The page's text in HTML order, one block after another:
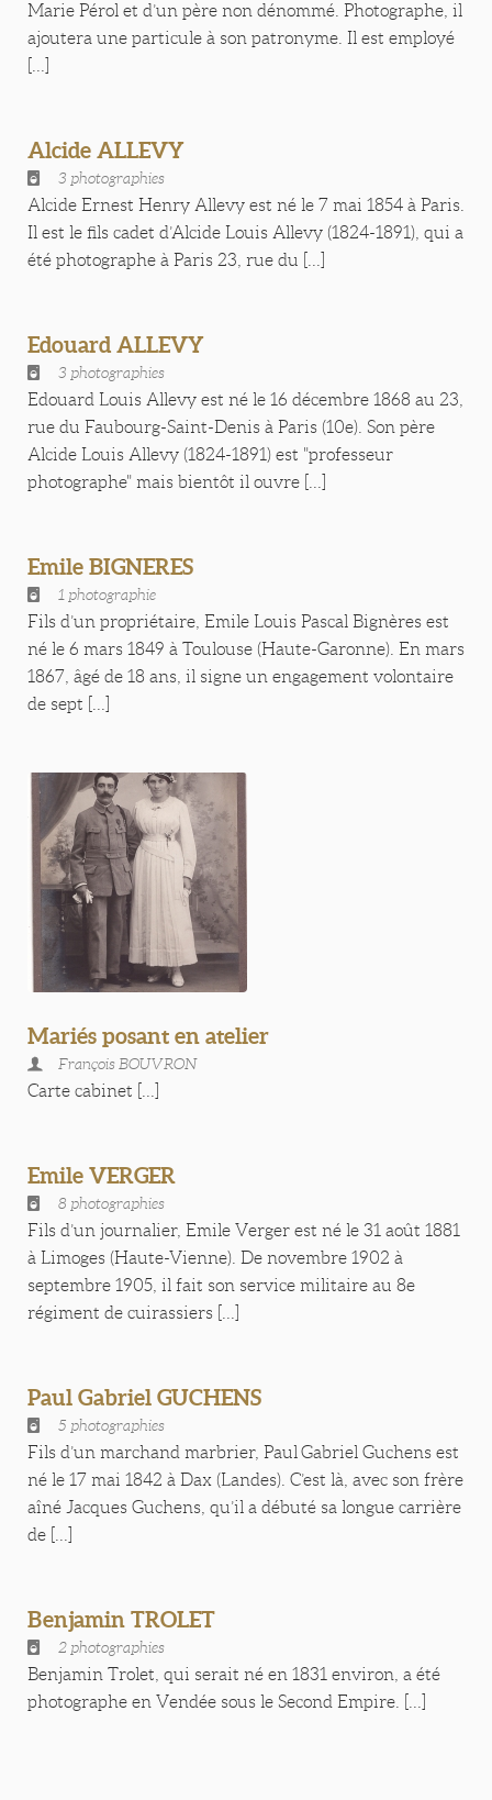
Marie Pérol et d’un père non dénommé. Photographe, il
ajoutera une particule à son patronyme. Il est employé
Alcide ALLEVY
3 photographies
Alcide Ernest Henry Allevy est né le 7 mai 1854 à Paris.
Il est le fils cadet d’Alcide Louis Allevy (1824-1891), qui a
été photographe à Paris 23, rue du [...]
Edouard ALLEVY
3 photographies
Edouard Louis Allevy est né le 16 décembre 1868 au 23,
rue du Faubourg-Saint-Denis à Paris (10e). Son père
Alcide Louis Allevy (1824-1891) est "professeur
photographe" mais bientôt il ouvre [...]
Emile BIGNERES
1 photographie
Fils d’un propriétaire, Emile Louis Pascal Bignères est
né le 6 mars 1849 à Toulouse (Haute-Garonne). En mars
1867, âgé de 18 ans, il signe un engagement volontaire
de sept [...]
Mariés posant en atelier
François BOUVRON
Carte cabinet [...]
Emile VERGER
8 photographies
Fils d’un journalier, Emile Verger est né le 31 août 1881
à Limoges (Haute-Vienne). De novembre 1902 à
septembre 1905, il fait son service militaire au 8e
régiment de cuirassiers [...]
Paul Gabriel GUCHENS
5 photographies
Fils d’un marchand marbrier, Paul Gabriel Guchens est
né le 17 mai 1842 à Dax (Landes). C’est là, avec son frère
aîné Jacques Guchens, qu’il a débuté sa longue carrière
de [...]
Benjamin TROLET
2 photographies
Benjamin Trolet, qui serait né en 1831 environ, a été
photographe en Vendée sous le Second Empire. [...]